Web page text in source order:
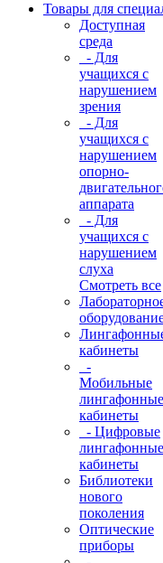
Товары для
Доступная
среда
- Для
учащихся с
нарушением
зрения
- Для
учащихся с
нарушением
опорно-
аппарата
- Для
учащихся с
нарушением
слуха
Смотреть все
кабинеты
-
Мобильные
лингафонные
кабинеты
- Цифровые
лингафонные
кабинеты
Библиотеки
нового
поколения
Оптические
приборы